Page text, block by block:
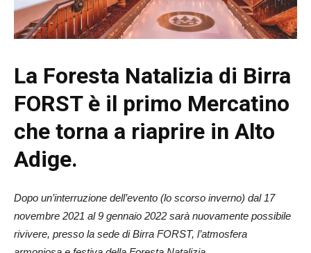
La Foresta Natalizia di Birra
FORST è il primo Mercatino
che torna a riaprire in Alto
Adige.
Dopo un’interruzione dell’evento (lo scorso inverno) dal 17
novembre 2021 al 9 gennaio 2022 sarà nuovamente possibile
rivivere, presso la sede di Birra FORST, l’atmosfera